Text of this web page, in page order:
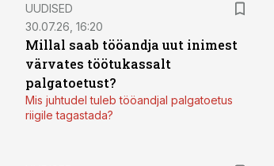
UUDISED
30.07.26, 16:20
Millal saab tööandja uut inimest
värvates töötukassalt
palgatoetust?
Mis juhtudel tuleb tööandjal palgatoetus
riigile tagastada?